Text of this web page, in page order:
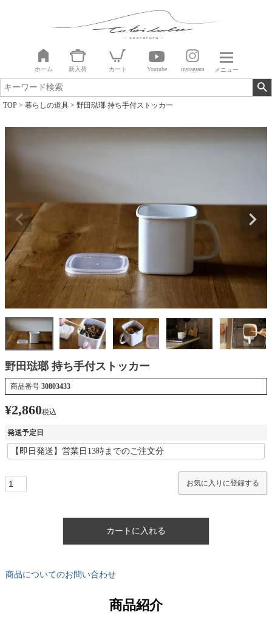
ホーム 新入荷 カート Youtube instagram メニュー
TOP 暮らしの道具 野田琺瑯 持ち手付ストッカー
野田琺瑯 持ち手付ストッカー
商品番号 30803433
¥2,860税込
発送予定日
お気に入りに登録する
カートに入れる
商品についてのお問い合わせ
商品紹介